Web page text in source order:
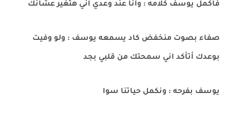
فأكمل يوسف كلامه : وانا عند وعدي اني هتغير عشانك
صفاء بصوت منخفض كاد يسمعه يوسف : ولو وفيت
بوعدك أتأكد اني سمحتك من قلبي بجد
يوسف بفرحه : ونكمل حياتنا سوا